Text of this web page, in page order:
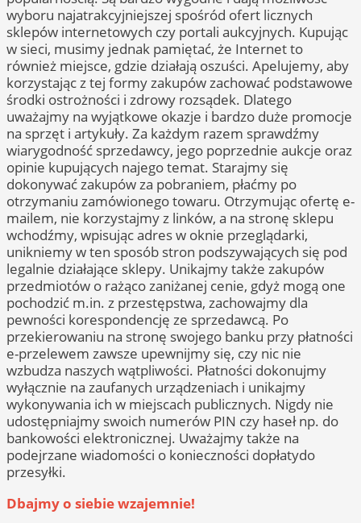
wyboru najatrakcyjniejszej spośród ofert licznych
sklepów internetowych czy portali aukcyjnych. Kupując
w sieci, musimy jednak pamiętać, że Internet to
również miejsce, gdzie działają oszuści. Apelujemy, aby
korzystając z tej formy zakupów zachować podstawowe
środki ostrożności i zdrowy rozsądek. Dlatego
uważajmy na wyjątkowe okazje i bardzo duże promocje
na sprzęt i artykuły. Za każdym razem sprawdźmy
wiarygodność sprzedawcy, jego poprzednie aukcje oraz
opinie kupujących najego temat. Starajmy się
dokonywać zakupów za pobraniem, płaćmy po
otrzymaniu zamówionego towaru. Otrzymując ofertę e-
mailem, nie korzystajmy z linków, a na stronę sklepu
wchodźmy, wpisując adres w oknie przeglądarki,
unikniemy w ten sposób stron podszywających się pod
legalnie działające sklepy. Unikajmy także zakupów
przedmiotów o rażąco zaniżanej cenie, gdyż mogą one
pochodzić m.in. z przestępstwa, zachowajmy dla
pewności korespondencję ze sprzedawcą. Po
przekierowaniu na stronę swojego banku przy płatności
e-przelewem zawsze upewnijmy się, czy nic nie
wzbudza naszych wątpliwości. Płatności dokonujmy
wyłącznie na zaufanych urządzeniach i unikajmy
wykonywania ich w miejscach publicznych. Nigdy nie
udostępniajmy swoich numerów PIN czy haseł np. do
bankowości elektronicznej. Uważajmy także na
podejrzane wiadomości o konieczności dopłatydo
przesyłki.
Dbajmy o siebie wzajemnie!